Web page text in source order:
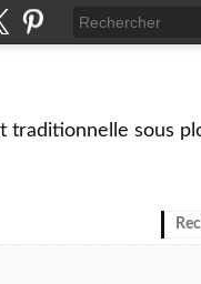
traditionnelle sous